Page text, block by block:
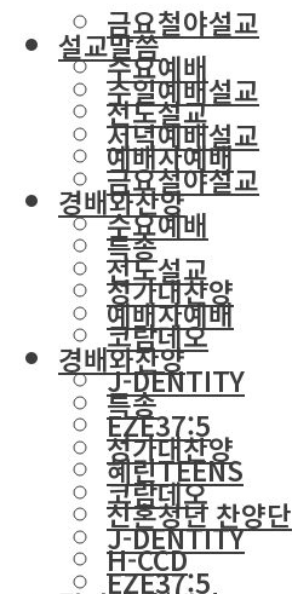
금요철야설교
수요예배
전도설교
예배자예배
경배와찬양
특송
성가대찬양
코람데오
J-DENTITY
EZE37:5
혜린TEENS
신혼청년 찬양단
H-CCD
설교말씀
주일예배설교
저녁예배설교
금요철야설교
수요예배
전도설교
예배자예배
경배와찬양
특송
성가대찬양
코람데오
J-DENTITY
EZE37:5